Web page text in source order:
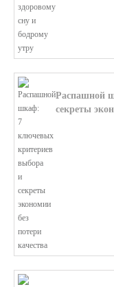
Распашной
секреты